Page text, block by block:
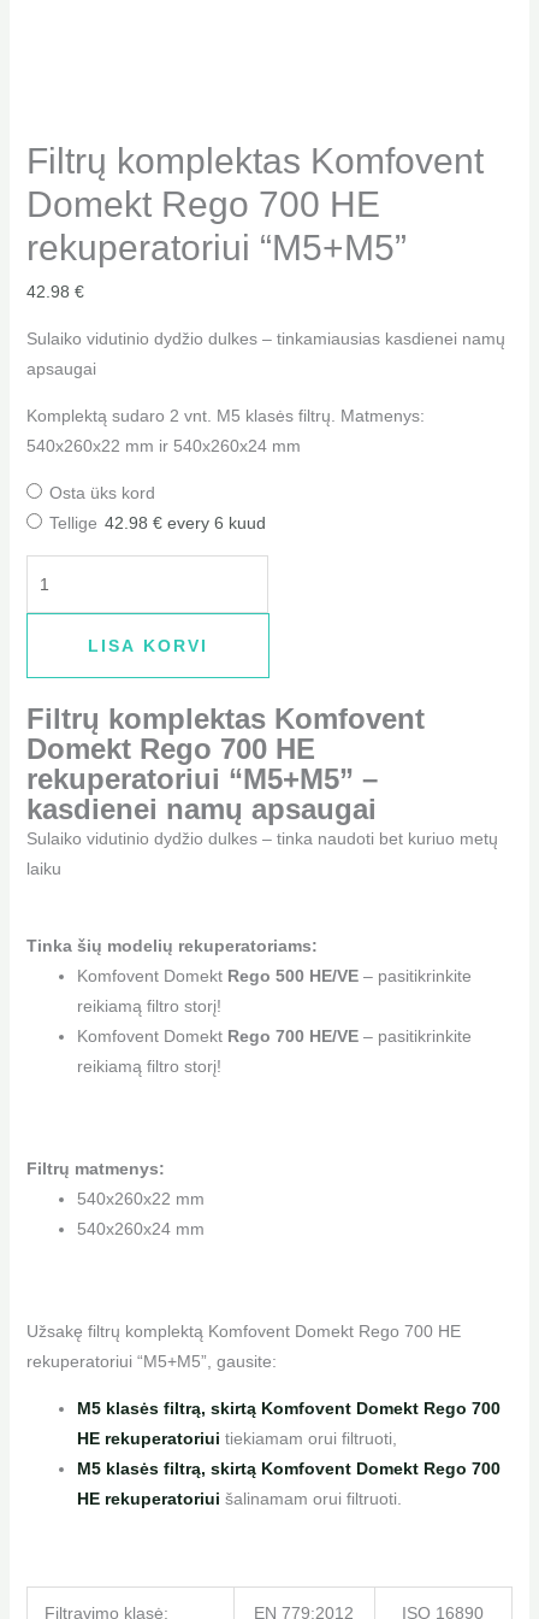
Filtrų komplektas Komfovent
Domekt Rego 700 HE
rekuperatoriui “M5+M5”
42.98 €
Sulaiko vidutinio dydžio dulkes – tinkamiausias kasdienei namų
apsaugai
Komplektą sudaro 2 vnt. M5 klasės filtrų. Matmenys:
540x260x22 mm ir 540x260x24 mm
Osta üks kord
Tellige 42.98€ every 6 kuud
LISA KORVI
Filtrų komplektas Komfovent
Domekt Rego 700 HE
rekuperatoriui “M5+M5” –
kasdienei namų apsaugai
Sulaiko vidutinio dydžio dulkes – tinka naudoti bet kuriuo metų
laiku
Tinka šių modelių rekuperatoriams:
Komfovent Domekt Rego 500 HE/VE– pasitikrinkite
reikiamą filtro storį!
Komfovent Domekt Rego 700 HE/VE– pasitikrinkite
reikiamą filtro storį!
Filtrų matmenys:
540x260x22 mm
540x260x24 mm
Užsakę filtrų komplektą Komfovent Domekt Rego 700 HE
rekuperatoriui “M5+M5”, gausite:
M5 klasės filtrą, skirtą Komfovent Domekt Rego 700
HE rekuperatoriui tiekiamam orui filtruoti,
M5 klasės filtrą, skirtą Komfovent Domekt Rego 700
HE rekuperatoriui šalinamam orui filtruoti.
Filtravimo klasė: EN 779:2012 ISO 16890